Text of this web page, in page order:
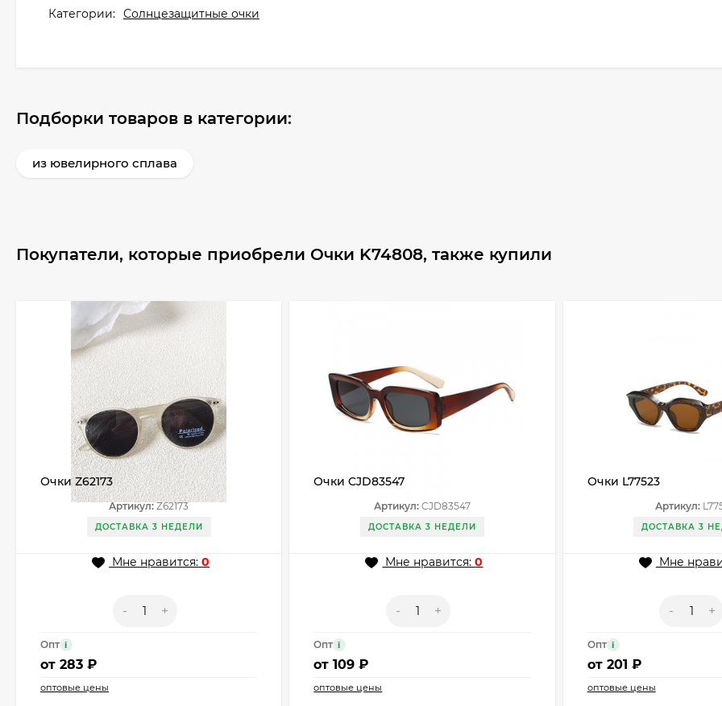
Категории: Солнцезащитные очки
Подборки товаров в категории:
из ювелирного сплава
Покупатели, которые приобрели Очки K74808, также купили
Очки Z62173
Артикул:Z62173
ДОСТАВКА 3 НЕДЕЛИ
Мне нравится:0
- +
Опт i
от 283 ₽
оптовые цены
Очки CJD83547
Артикул:CJD83547
ДОСТАВКА 3 НЕДЕЛИ
Мне нравится:0
- +
Опт i
от109 ₽
оптовые цены
Очки L77523
Артикул:
ДОСТАВКА 3
Мне
- +
Опт i
от 201 ₽
оптовые цены